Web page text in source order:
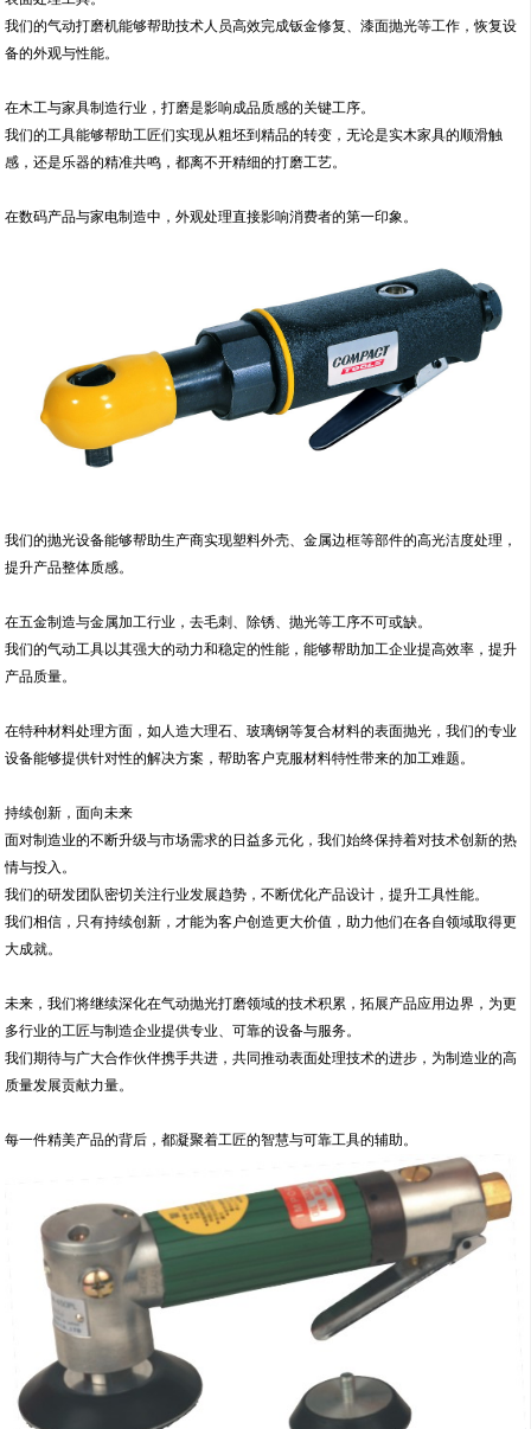
我们的气动打磨机能够帮助技术人员高效完成钣金修复、漆面抛光等工作，恢复设
备的外观与性能。
在木工与家具制造行业，打磨是影响成品质感的关键工序。
我们的工具能够帮助工匠们实现从粗坯到精品的转变，无论是实木家具的顺滑触
感，还是乐器的精准共鸣，都离不开精细的打磨工艺。
在数码产品与家电制造中，外观处理直接影响消费者的第一印象。
我们的抛光设备能够帮助生产商实现塑料外壳、金属边框等部件的高光洁度处理，
提升产品整体质感。
在五金制造与金属加工行业，去毛刺、除锈、抛光等工序不可或缺。
我们的气动工具以其强大的动力和稳定的性能，能够帮助加工企业提高效率，提升
产品质量。
在特种材料处理方面，如人造大理石、玻璃钢等复合材料的表面抛光，我们的专业
设备能够提供针对性的解决方案，帮助客户克服材料特性带来的加工难题。
持续创新，面向未来
面对制造业的不断升级与市场需求的日益多元化，我们始终保持着对技术创新的热
情与投入。
我们的研发团队密切关注行业发展趋势，不断优化产品设计，提升工具性能。
我们相信，只有持续创新，才能为客户创造更大价值，助力他们在各自领域取得更
大成就。
未来，我们将继续深化在气动抛光打磨领域的技术积累，拓展产品应用边界，为更
多行业的工匠与制造企业提供专业、可靠的设备与服务。
我们期待与广大合作伙伴携手共进，共同推动表面处理技术的进步，为制造业的高
质量发展贡献力量。
每一件精美产品的背后，都凝聚着工匠的智慧与可靠工具的辅助。